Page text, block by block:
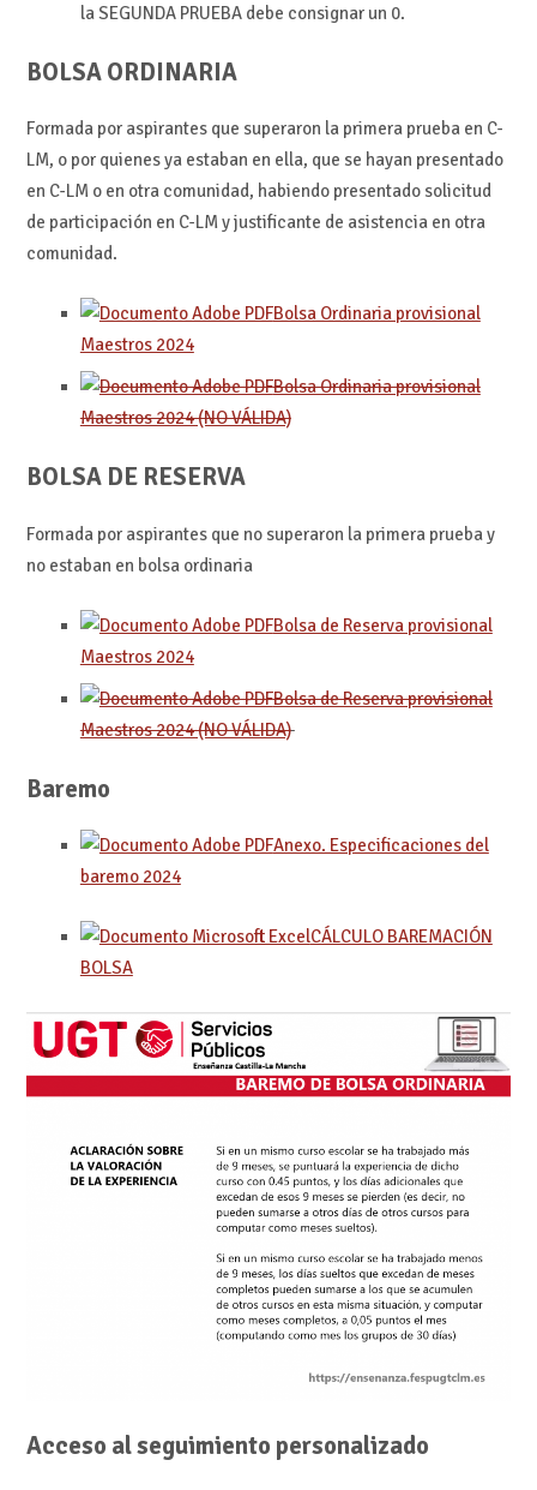
la SEGUNDA PRUEBA debe consignar un 0.
BOLSA ORDINARIA
Formada por aspirantes que superaron la primera prueba en C-
LM, o por quienes ya estaban en ella, que se hayan presentado
en C-LM o en otra comunidad, habiendo presentado solicitud
de participación en C-LM y justificante de asistencia en otra
comunidad.
Bolsa Ordinaria provisional
Maestros 2024
Bolsa Ordinaria provisional
Maestros 2024 (NO VÁLIDA)
BOLSA DE RESERVA
Formada por aspirantes que no superaron la primera prueba y
no estaban en bolsa ordinaria
Bolsa de Reserva provisional
Maestros 2024
Bolsa de Reserva provisional
Maestros 2024 (NO VÁLIDA)
Baremo
Anexo. Especificaciones del
baremo 2024
CÁLCULO BAREMACIÓN
BOLSA
Acceso al seguimiento personalizado